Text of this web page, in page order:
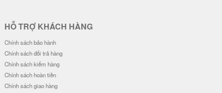
HỖ TRỢ KHÁCH HÀNG
Chính sách bảo hành
Chính sách đổi trả hàng
Chính sách kiểm hàng
Chính sách hoàn tiền
Chính sách giao hàng